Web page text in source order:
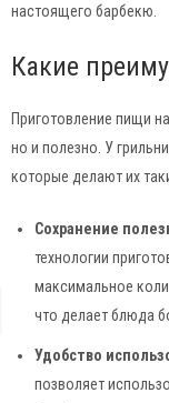
настоящего барбекю.
Какие
Приготовление пищи
но и полезно. У
которые делают их
Сохранение
технологии
максимальное
что делает блюда
Удобство
позволяет